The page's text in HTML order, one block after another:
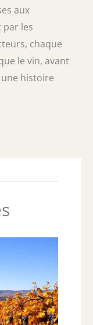
aux
par les
chaque
le vin, avant
une histoire